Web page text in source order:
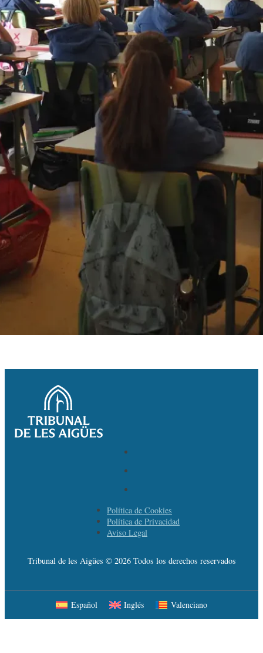
Política de Cookies
Política de Privacidad
Aviso Legal
Tribunal de les Aigües © 2026 Todos los derechos reservados
Español Inglés Valenciano